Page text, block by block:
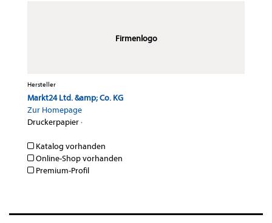
Firmenlogo
Hersteller
Markt24 Ltd. &amp; Co. KG
Zur Homepage
Druckerpapier·
Katalog vorhanden
Online-Shop vorhanden
Premium-Profil